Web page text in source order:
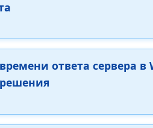
ответа сервера в